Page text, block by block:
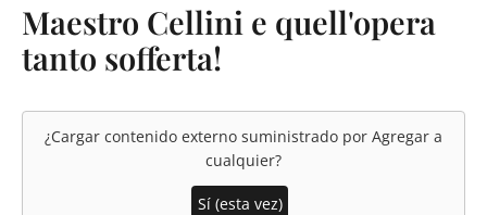
Maestro Cellini e quell'opera
tanto sofferta!
¿Cargar contenido externo suministrado por Agregar a
cualquier?
Sí (esta vez)